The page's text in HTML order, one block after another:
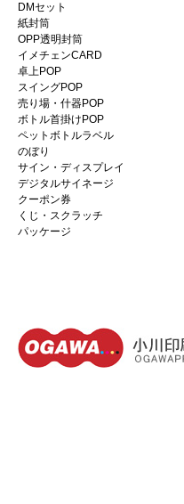
DMセット
紙封筒
OPP透明封筒
イメチェンCARD
卓上POP
スイングPOP
売り場・什器POP
ボトル首掛けPOP
ペットボトルラベル
のぼり
サイン・ディスプレイ
デジタルサイネージ
クーポン券
くじ・スクラッチ
パッケージ